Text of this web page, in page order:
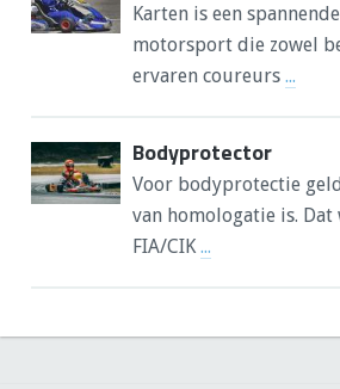
Karten is een
motorsport die zowel
ervaren coureurs ...
Bodyprotector
Voor bodyprotectie
van homologatie is.
FIA/CIK ...